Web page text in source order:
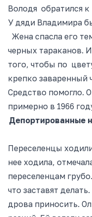
Володя обратился
У дяди Владимира
Жена спасла его
черных тараканов.
того, чтобы по
крепко заваренный
Средство помогло.
примерно в 1966
Депортированные
Переселенцы
нее ходила,
переселенцам
что заставят
дрова приносить.